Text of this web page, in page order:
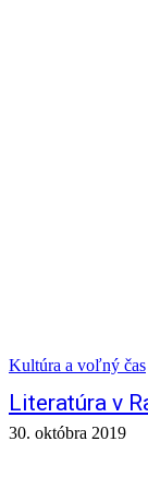
Kultúra a voľný čas
Literatúra v
30. októbra 2019